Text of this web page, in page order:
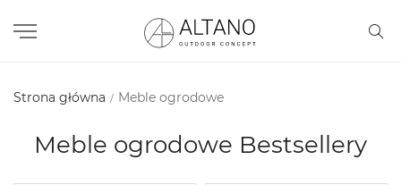
Strona główna Meble ogrodowe
Meble ogrodowe Bestsellery